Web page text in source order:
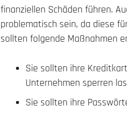
finanziellen Schäden führen.
problematisch sein, da diese
sollten folgende Maßnahmen
Sie sollten ihre
Unternehmen sperren
Sie sollten ihre